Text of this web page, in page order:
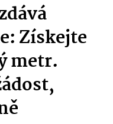
Získejte
metr.